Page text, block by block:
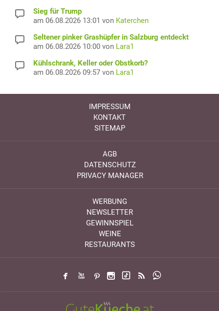
Sieg für Trump
am 06.08.2026 13:01 von Katerchen
Seltener pinker Grashüpfer in Salzburg entdeckt
am 06.08.2026 10:00 von Lara1
Kühlschrank, Keller oder Obstkorb?
am 06.08.2026 09:57 von Lara1
IMPRESSUM
KONTAKT
SITEMAP
AGB
DATENSCHUTZ
PRIVACY MANAGER
WERBUNG
NEWSLETTER
GEWINNSPIEL
WEINE
RESTAURANTS